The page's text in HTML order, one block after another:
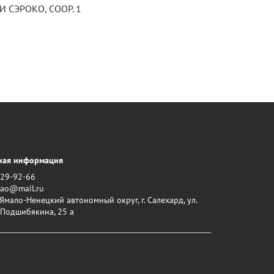
СЭРОКО, СООР. 1
информация
92-66
Ненецкий автономный округ, г. Салехард, ул.
25 а